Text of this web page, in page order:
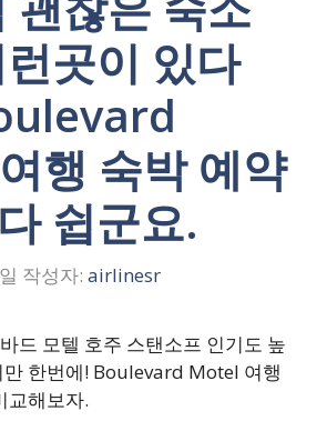
곳이 있다
행 숙박 예약
쉽군요.
작성자: airlinesr
드 모텔 호주 스탠소프 인기도 높
만 한번에! Boulevard Motel 여행
교해보자.